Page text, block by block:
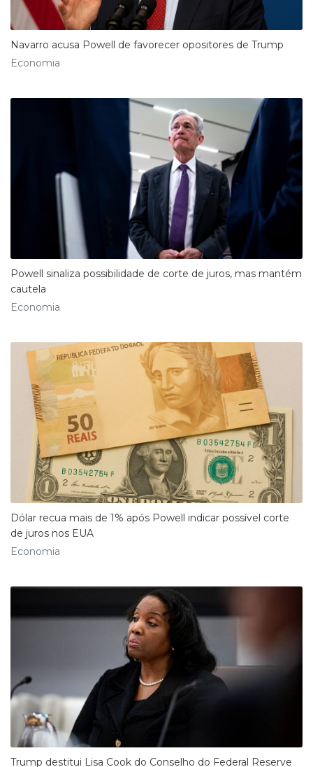
Navarro acusa Powell de favorecer opositores de Trump
Economia
Powell sinaliza possibilidade de corte de juros, mas mantém
cautela
Economia
Dólar recua mais de 1% após Powell indicar possível corte
de juros nos EUA
Economia
Trump destitui Lisa Cook do Conselho do Federal Reserve